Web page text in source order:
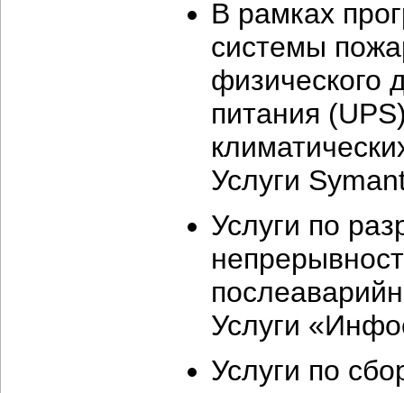
В рамках
системы
физического
питания
Услуги
Услуги по
Услуги
Услуги по